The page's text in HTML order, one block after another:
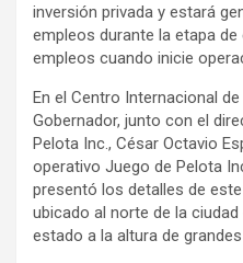
inversión privada y estará
empleos durante la etapa
empleos cuando inicie
En el Centro Internacional
Gobernador, junto con el
Pelota Inc., César Octavio
operativo Juego de Pelota
presentó los detalles de
ubicado al norte de la
estado a la altura de